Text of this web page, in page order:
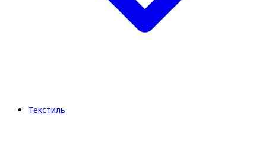
Текстиль